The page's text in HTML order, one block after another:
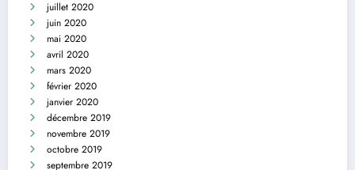
juillet 2020
juin 2020
mai 2020
avril 2020
mars 2020
février 2020
janvier 2020
décembre 2019
novembre 2019
octobre 2019
septembre 2019